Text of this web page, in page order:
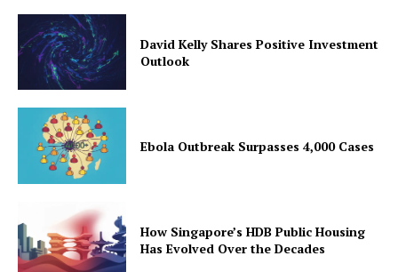
David Kelly Shares Positive Investment
Outlook
Ebola Outbreak Surpasses 4,000 Cases
How Singapore’s HDB Public Housing
Has Evolved Over the Decades